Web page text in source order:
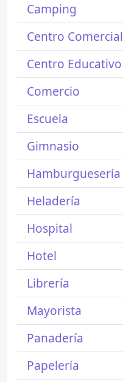
Camping
Centro Comercial
Centro Educativo
Comercio
Escuela
Gimnasio
Hamburguesería
Heladería
Hospital
Hotel
Librería
Mayorista
Panadería
Papelería